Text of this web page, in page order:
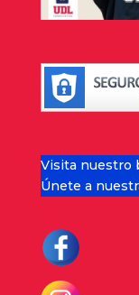
Visita nuestro
Únete a